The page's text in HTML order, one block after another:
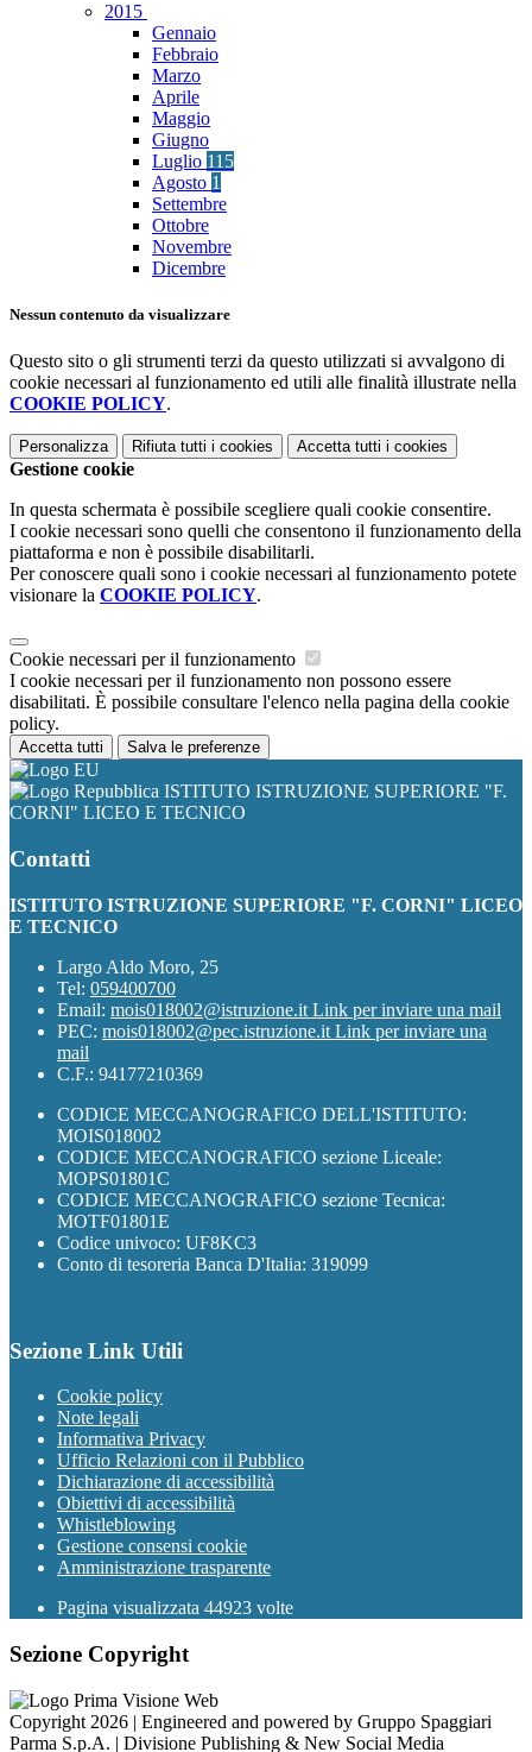
2015
Gennaio
Febbraio
Marzo
Aprile
Maggio
Giugno
Luglio 115
Agosto 1
Settembre
Ottobre
Novembre
Dicembre
Nessun contenuto da visualizzare
Questo sito o gli strumenti terzi da questo utilizzati si avvalgono di
cookie necessari al funzionamento ed utili alle finalità illustrate nella
COOKIE POLICY.
Personalizza Rifiuta tutti i cookies Accetta tutti i cookies
Gestione cookie
In questa schermata è possibile scegliere quali cookie consentire.
I cookie necessari sono quelli che consentono il funzionamento della
piattaforma e non è possibile disabilitarli.
Per conoscere quali sono i cookie necessari al funzionamento potete
visionare la COOKIE POLICY.
Cookie necessari per il funzionamento
I cookie necessari per il funzionamento non possono essere
disabilitati. È possibile consultare l'elenco nella pagina della cookie
policy.
Accetta tutti Salva le preferenze
ISTITUTO ISTRUZIONE SUPERIORE "F.
CORNI" LICEO E TECNICO
Contatti
ISTITUTO ISTRUZIONE SUPERIORE "F. CORNI" LICEO
E TECNICO
Largo Aldo Moro, 25
Tel: 059400700
Email: mois018002@istruzione.it Link per inviare una mail
PEC: mois018002@pec.istruzione.it Link per inviare una
mail
C.F.: 94177210369
CODICE MECCANOGRAFICO DELL'ISTITUTO:
MOIS018002
CODICE MECCANOGRAFICO sezione Liceale:
MOPS01801C
CODICE MECCANOGRAFICO sezione Tecnica:
MOTF01801E
Codice univoco: UF8KC3
Conto di tesoreria Banca D'Italia: 319099
Sezione Link Utili
Cookie policy
Note legali
Informativa Privacy
Ufficio Relazioni con il Pubblico
Dichiarazione di accessibilità
Obiettivi di accessibilità
Whistleblowing
Gestione consensi cookie
Amministrazione trasparente
Pagina visualizzata 44923 volte
Sezione Copyright
Copyright 2026 | Engineered and powered by Gruppo Spaggiari
Parma S.p.A. | Divisione Publishing & New Social Media